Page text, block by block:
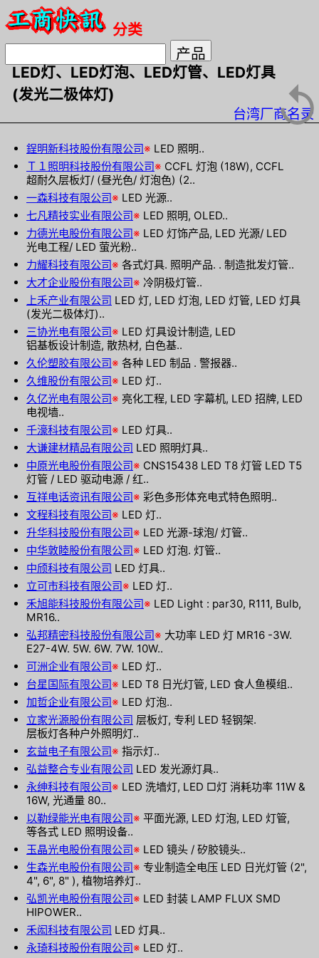
分类
LED灯、LED灯泡、LED灯管、LED灯具
(发光二极体灯)
台湾厂商名录
鋥明新科技股份有限公司※ LED 照明..
Ｔ１照明科技股份有限公司※ CCFL 灯泡 (18W), CCFL
超耐久层板灯/ (昼光色/ 灯泡色) (2..
一森科技有限公司※ LED 光源..
七凡精技实业有限公司※ LED 照明, OLED..
力德光电股份有限公司※ LED 灯饰产品, LED 光源/ LED
光电工程/ LED 萤光粉..
力耀科技有限公司※ 各式灯具. 照明产品. . 制造批发灯管..
大才企业股份有限公司※ 冷阴极灯管..
上禾产业有限公司 LED 灯, LED 灯泡, LED 灯管, LED 灯具
(发光二极体灯)..
三协光电有限公司※ LED 灯具设计制造, LED
铝基板设计制造, 散热材, 白色基..
久伦塑胶有限公司※ 各种 LED 制品 . 警报器..
久维股份有限公司※ LED 灯..
久亿光电有限公司※ 亮化工程, LED 字幕机, LED 招牌, LED
电视墙..
千濠科技有限公司※ LED 灯具..
大谦建材精品有限公司 LED 照明灯具..
中原光电股份有限公司※ CNS15438 LED T8 灯管 LED T5
灯管 / LED 驱动电源 / 红..
互祥电话资讯有限公司※ 彩色多形体充电式特色照明..
文程科技有限公司※ LED 灯..
升华科技股份有限公司※ LED 光源-球泡/ 灯管..
中华敦睦股份有限公司※ LED 灯泡. 灯管..
中颀科技有限公司 LED 灯具..
立可市科技有限公司※ LED 灯..
禾旭能科技股份有限公司※ LED Light : par30, R111, Bulb,
MR16..
弘邦精密科技股份有限公司※ 大功率 LED 灯 MR16 -3W.
E27-4W. 5W. 6W. 7W. 10W..
可洲企业有限公司※ LED 灯..
台星国际有限公司※ LED T8 日光灯管, LED 食人鱼模组..
加哲企业有限公司※ LED 灯泡..
立家光源股份有限公司 层板灯, 专利 LED 轻钢架.
层板灯各种户外照明灯..
玄益电子有限公司※ 指示灯..
弘益整合专业有限公司 LED 发光源灯具..
永绅科技有限公司※ LED 洗墙灯, LED □灯 消耗功率 11W &
16W, 光通量 80..
以勒绿能光电有限公司※ 平面光源, LED 灯泡, LED 灯管,
等各式 LED 照明设备..
玉晶光电股份有限公司※ LED 镜头 / 矽胶镜头..
生森光电股份有限公司※ 专业制造全电压 LED 日光灯管 (2",
4", 6", 8" ), 植物培养灯..
弘凯光电股份有限公司※ LED 封装 LAMP FLUX SMD
HIPOWER..
禾闳科技有限公司 LED 灯具..
永琦科技股份有限公司※ LED 灯..
↺